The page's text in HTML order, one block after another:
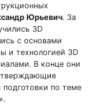
Юрьевич. За
3D
с основами
и технологией 3D
В конце они
по теме